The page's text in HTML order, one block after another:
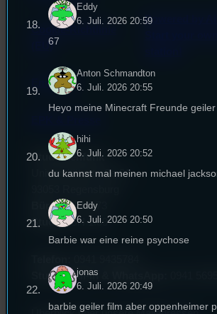
Cookie-Richtlinie
(EU)
Empfang
Powered by
Studentenfunk
Universitätsstraße 31
Büro:PT 4.0.73
Studio:SH 1.39
Studio Call-In & WhatsApp:
Eddy
6. Juli. 2026 20:59
67
Anton Schmandton
6. Juli. 2026 20:55
Heyo meine Minecraft Freunde geiler
hihi
6. Juli. 2026 20:52
du kannst mal meinen michael
Eddy
6. Juli. 2026 20:50
Barbie war eine reine psychose
jonas
6. Juli. 2026 20:49
barbie geiler film aber oppenheimer